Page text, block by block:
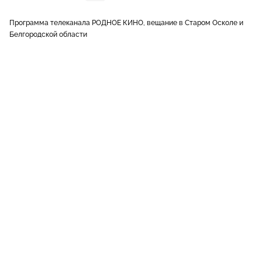
Программа телеканала РОДНОЕ КИНО, вещание в Старом Осколе и
Белгородской области